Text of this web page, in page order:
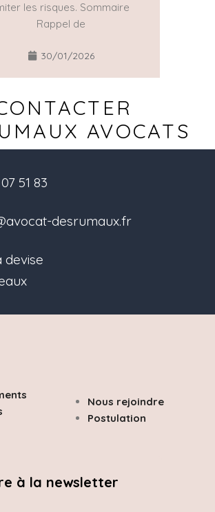
les risques. Sommaire
Rappel de
30/01/2026
AVOCATS
51 83
desrumaux.fr
devise
Nous rejoindre
Postulation
à la newsletter